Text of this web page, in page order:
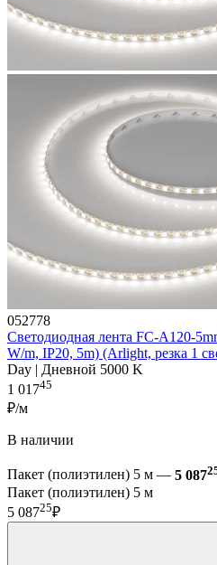
052778
Светодиодная лента FC-A120-
W/m, IP20, 5m) (Arlight, резка 1
Day | Дневной 5000 K
1 01745
₽/м
В наличии
Пакет (полиэтилен) 5 м — 5 087
Пакет (полиэтилен) 5 м
5 08725₽